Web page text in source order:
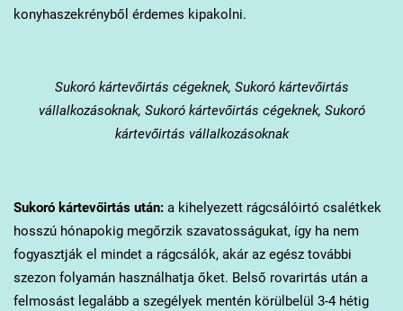
konyhaszekrényből érdemes kipakolni.
Sukorókártevőirtás cégeknek, Sukoró kártevőirtás
vállalkozásoknak, Sukoró kártevőirtás cégeknek, Sukoró
kártevőirtás vállalkozásoknak
Sukorókártevőirtás után:a kihelyezett rágcsálóirtó csalétkek
hosszú hónapokig megőrzik szavatosságukat, így ha nem
fogyasztják el mindet a rágcsálók, akár az egész további
szezon folyamán használhatja őket. Belső rovarirtás után a
felmosást legalább a szegélyek mentén körülbelül 3-4 hétig